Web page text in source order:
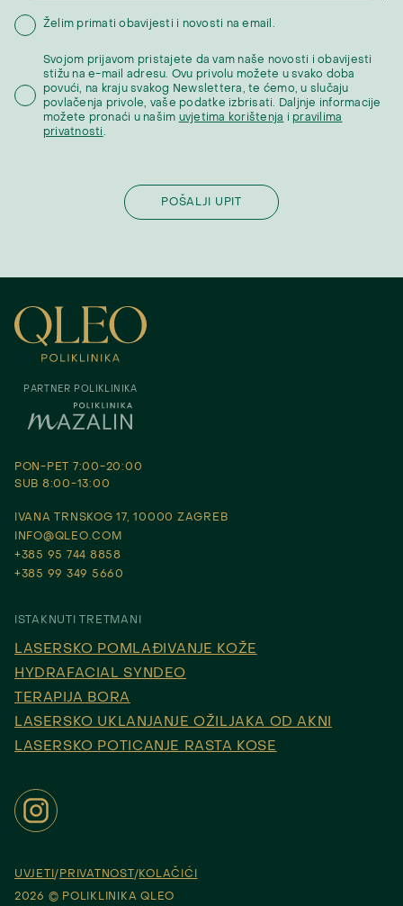
Želim primati obavijesti i novosti na email.
Svojom prijavom pristajete da vam naše novosti i obavijesti
stižu na e-mail adresu. Ovu privolu možete u svako doba
povući, na kraju svakog Newslettera, te ćemo, u slučaju
povlačenja privole, vaše podatke izbrisati. Daljnje informacije
možete pronaći u našim uvjetima korištenja i pravilima
privatnosti.
PARTNER POLIKLINIKA
PON-PET 7:00-20:00
SUB 8:00-13:00
IVANA TRNSKOG 17, 10000 ZAGREB
INFO@QLEO.COM
+385 95 744 8858
+385 99 349 5660
ISTAKNUTI TRETMANI
LASERSKO POMLAĐIVANJE KOŽE
HYDRAFACIAL SYNDEO
TERAPIJA BORA
LASERSKO UKLANJANJE OŽILJAKA OD AKNI
LASERSKO POTICANJE RASTA KOSE
UVJETI PRIVATNOST KOLAČIĆI
2026 © POLIKLINIKA QLEO